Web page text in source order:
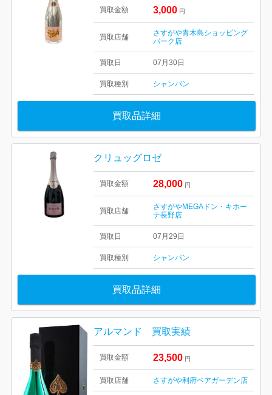
買取金額 3,000 円
買取店舗
さすがや青木島ショッピング
パーク店
買取日 07月30日
買取種別 シャンパン
買取品詳細
クリュッグロゼ
買取金額 28,000 円
買取店舗
さすがやMEGAドン・キホー
テ長野店
買取日 07月29日
買取種別 シャンパン
買取品詳細
アルマンド 買取実績
買取金額 23,500 円
買取店舗 さすがや利府ペアガーデン店